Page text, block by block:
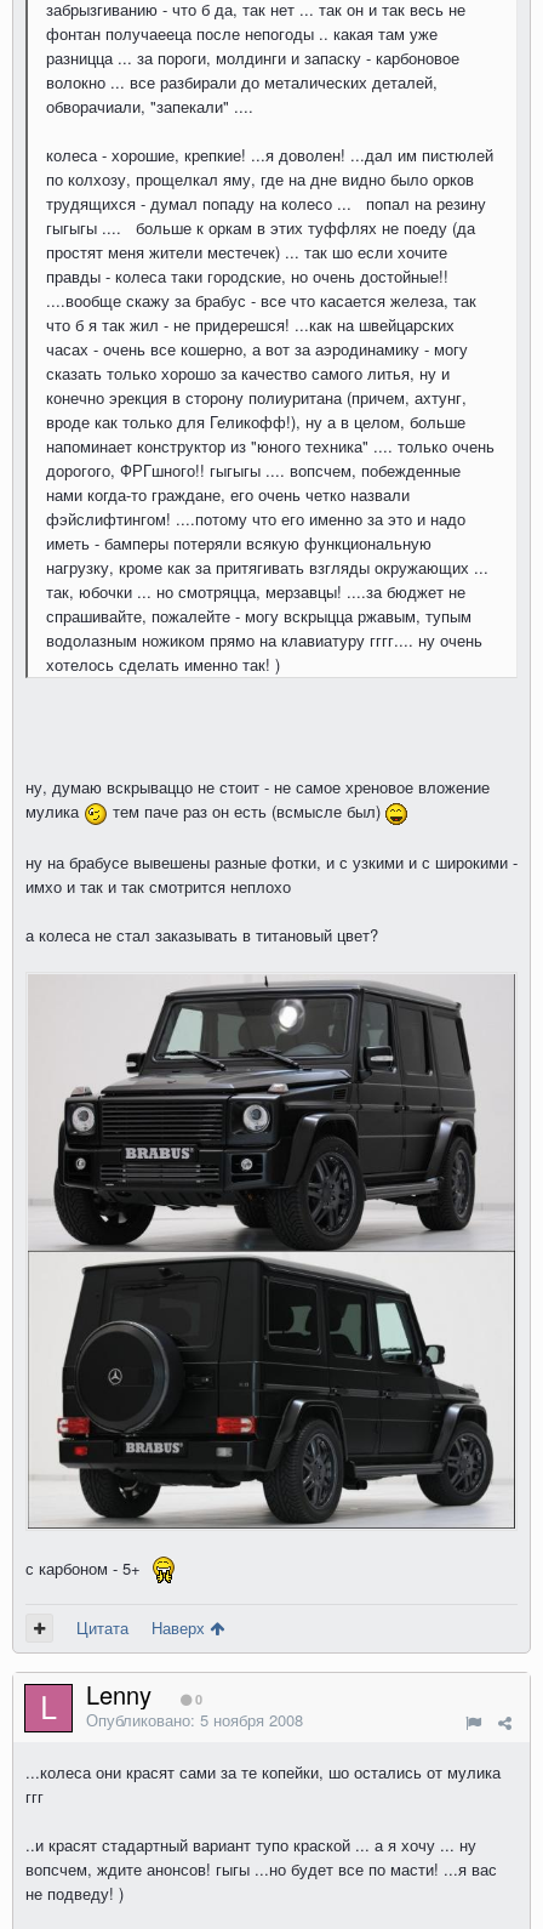
забрызгиванию - что б да, так нет ... так он и так весь не
фонтан получаееца после непогоды .. какая там уже
разницца ... за пороги, молдинги и запаску - карбоновое
волокно ... все разбирали до металических деталей,
обворачиали, "запекали" ....
колеса - хорошие, крепкие! ...я доволен! ...дал им пистюлей
по колхозу, прощелкал яму, где на дне видно было орков
трудящихся - думал попаду на колесо ... попал на резину
гыгыгы .... больше к оркам в этих туффлях не поеду (да
простят меня жители местечек) ... так шо если хочите
правды - колеса таки городские, но очень достойные!!
....вообще скажу за брабус - все что касается железа, так
что б я так жил - не придерешся! ...как на швейцарских
часах - очень все кошерно, а вот за аэродинамику - могу
сказать только хорошо за качество самого литья, ну и
конечно эрекция в сторону полиуритана (причем, ахтунг,
вроде как только для Геликофф!), ну а в целом, больше
напоминает конструктор из "юного техника" .... только очень
дорогого, ФРГшного!! гыгыгы .... вопсчем, побежденные
нами когда-то граждане, его очень четко назвали
фэйслифтингом! ....потому что его именно за это и надо
иметь - бамперы потеряли всякую функциональную
нагрузку, кроме как за притягивать взгляды окружающих ...
так, юбочки ... но смотряцца, мерзавцы! ....за бюджет не
спрашивайте, пожалейте - могу вскрыцца ржавым, тупым
водолазным ножиком прямо на клавиатуру гггг.... ну очень
хотелось сделать именно так! )
ну, думаю вскрываццо не стоит - не самое хреновое вложение
мулика
тем паче раз он есть (всмысле был)
ну на брабусе вывешены разные фотки, и с узкими и с широкими -
имхо и так и так смотрится неплохо
а колеса не стал заказывать в титановый цвет?
с карбоном - 5+
Цитата Наверх
Lenny 0
Опубликовано: 5 ноября 2008
...колеса они красят сами за те копейки, шо остались от мулика
ггг
..и красят стадартный вариант тупо краской ... а я хочу ... ну
вопсчем, ждите анонсов! гыгы ...но будет все по масти! ...я вас
не подведу! )